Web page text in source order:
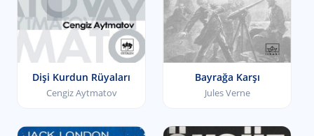
Dişi Kurdun Rüyaları
Cengiz Aytmatov
Bayrağa Karşı
Jules Verne